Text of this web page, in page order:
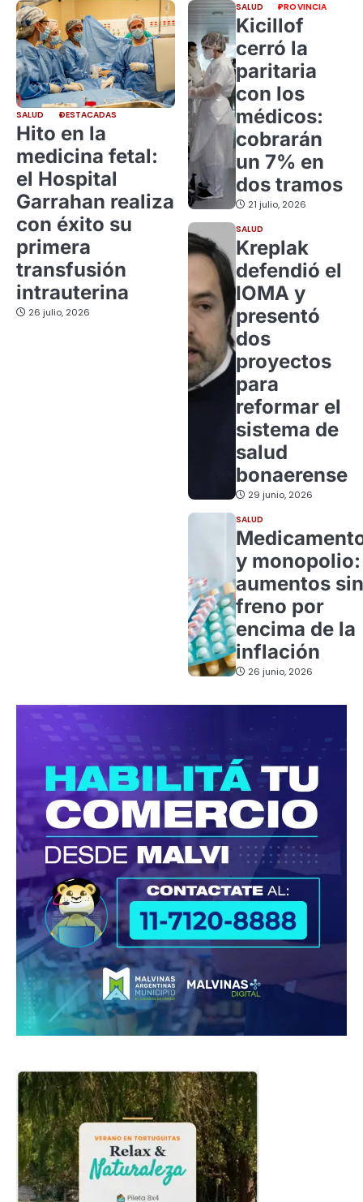
SALUD DESTACADAS
Hito en la
medicina fetal:
el Hospital
Garrahan realiza
con éxito su
primera
transfusión
intrauterina
26 julio, 2026
SALUD PROVINCIA
Kicillof
cerró la
paritaria
con los
médicos:
cobrarán
un 7% en
dos tramos
21 julio, 2026
SALUD
Kreplak
defendió el
IOMA y
presentó
dos
proyectos
para
reformar el
sistema de
salud
bonaerense
29 junio, 2026
SALUD
y monopolio:
aumentos sin
freno por
encima de la
inflación
26 junio, 2026